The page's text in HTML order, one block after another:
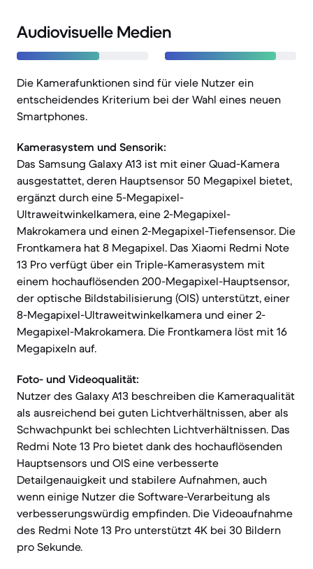
Audiovisuelle Medien
Die Kamerafunktionen sind für viele Nutzer ein
entscheidendes Kriterium bei der Wahl eines neuen
Smartphones.
Kamerasystem und Sensorik:
Das Samsung Galaxy A13 ist mit einer Quad-Kamera
ausgestattet, deren Hauptsensor 50 Megapixel bietet,
ergänzt durch eine 5-Megapixel-
Ultraweitwinkelkamera, eine 2-Megapixel-
Makrokamera und einen 2-Megapixel-Tiefensensor. Die
Frontkamera hat 8 Megapixel. Das Xiaomi Redmi Note
13 Pro verfügt über ein Triple-Kamerasystem mit
einem hochauflösenden 200-Megapixel-Hauptsensor,
der optische Bildstabilisierung (OIS) unterstützt, einer
8-Megapixel-Ultraweitwinkelkamera und einer 2-
Megapixel-Makrokamera. Die Frontkamera löst mit 16
Megapixeln auf.
Foto- und Videoqualität:
Nutzer des Galaxy A13 beschreiben die Kameraqualität
als ausreichend bei guten Lichtverhältnissen, aber als
Schwachpunkt bei schlechten Lichtverhältnissen. Das
Redmi Note 13 Pro bietet dank des hochauflösenden
Hauptsensors und OIS eine verbesserte
Detailgenauigkeit und stabilere Aufnahmen, auch
wenn einige Nutzer die Software-Verarbeitung als
verbesserungswürdig empfinden. Die Videoaufnahme
des Redmi Note 13 Pro unterstützt 4K bei 30 Bildern
pro Sekunde.